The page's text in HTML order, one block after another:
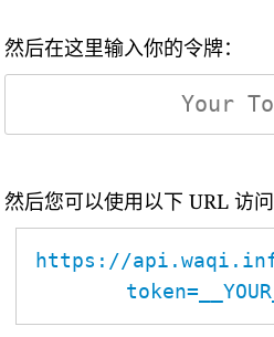
然后在这里输入你的令牌：
然后您可以使用以下 URL 访问
https://